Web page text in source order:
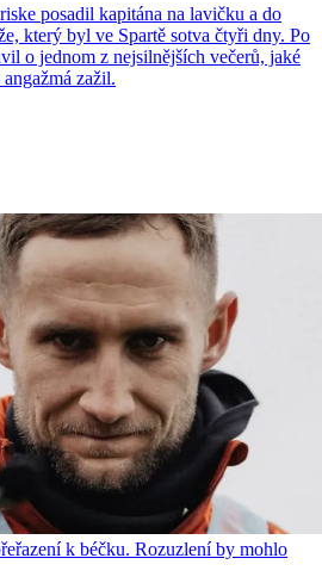
posadil kapitána na lavičku a do
který byl ve Spartě sotva čtyři dny. Po
o jednom z nejsilnějších večerů, jaké
zažil.
k béčku. Rozuzlení by mohlo